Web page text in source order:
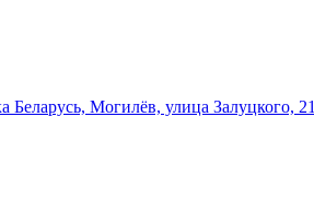
Могилёв, улица Залуцкого, 21